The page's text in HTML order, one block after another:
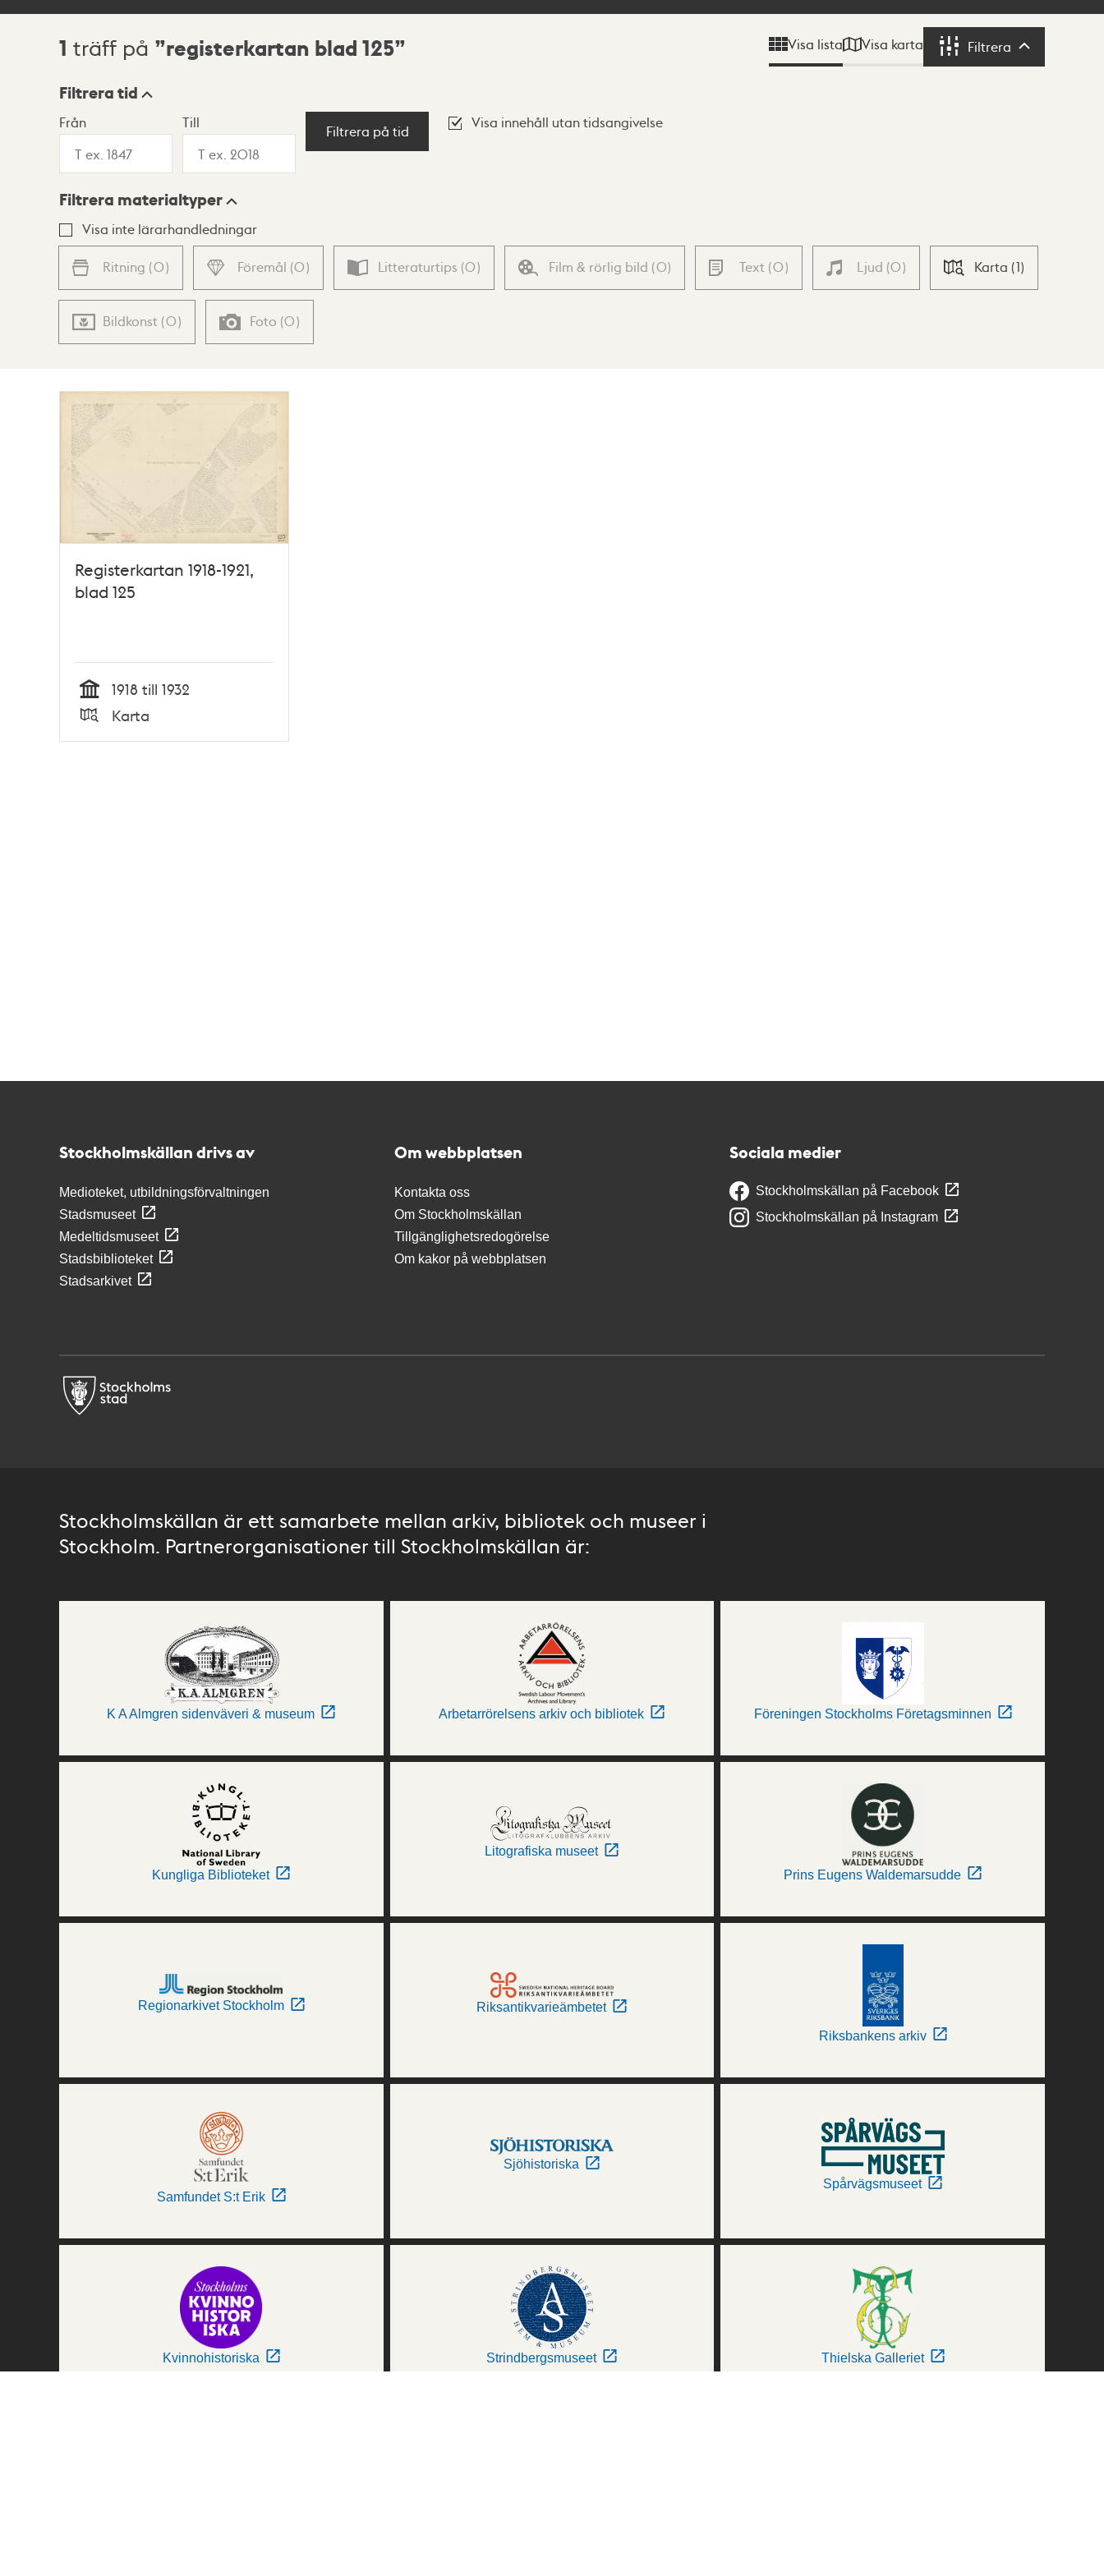
Sökresultat
1 träff på registerkartan blad 125 Visa lista Visa karta Filtrera Filtrera
Visningsläge
Lista Karta
Filtrera tid
Från Till
Filtrera på tid
Visa innehåll utan tidsangivelse
Filtrera materialtyper
Visa inte lärarhandledningar
Ritning (0) Föremål (0) Litteraturtips (0) Film & rörlig bild (0) Text (0) Ljud (0) Karta (1)
Bildkonst (0) Foto (0)
Registerkartan 1918-1921,
blad 125
Tid
1918 till 1932
Typ
Karta
Stockholmskällan drivs av
Medioteket, utbildningsförvaltningen
Stadsmuseet
Medeltidsmuseet
Stadsbiblioteket
Stadsarkivet
Om webbplatsen
Kontakta oss
Om Stockholmskällan
Tillgänglighetsredogörelse
Om kakor på webbplatsen
Sociala medier
Stockholmskällan på Facebook
Stockholmskällan på Instagram
Stockholmskällan är ett samarbete mellan arkiv, bibliotek och museer i
Stockholm. Partnerorganisationer till Stockholmskällan är:
K A Almgren sidenväveri & museum Arbetarrörelsens arkiv och bibliotek Föreningen Stockholms Företagsminnen
Kungliga Biblioteket
Litografiska museet
Prins Eugens Waldemarsudde
Regionarkivet Stockholm Riksantikvarieämbetet
Riksbankens arkiv
Samfundet S:t Erik
Sjöhistoriska
Spårvägsmuseet
Kvinnohistoriska Strindbergsmuseet Thielska Galleriet